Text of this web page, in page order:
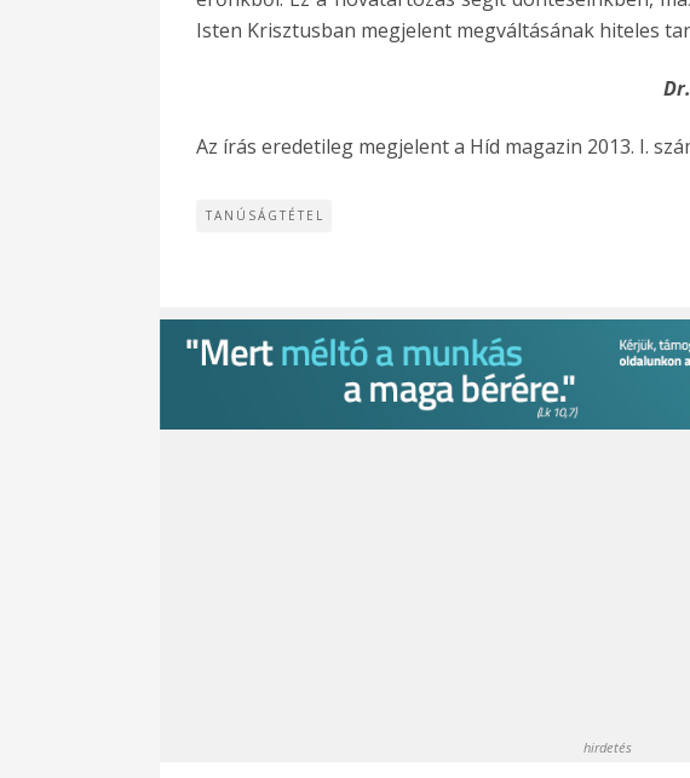
Isten Krisztusban megjelent megváltásának hiteles
Az írás eredetileg megjelent a Híd magazin 2013. I.
TANÚSÁGTÉTEL
hirdetés